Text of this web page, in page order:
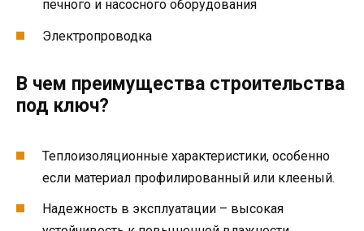
печного и насосного оборудования
Электропроводка
В чем преимущества строительства
под ключ?
Теплоизоляционные характеристики, особенно
если материал профилированный или клееный.
Надежность в эксплуатации – высокая